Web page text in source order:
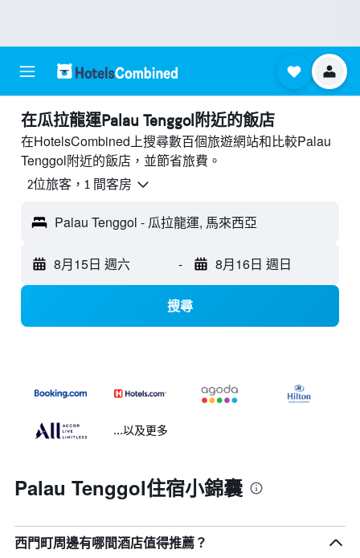
​在瓜拉龍運Palau Tenggol附近​的飯店
在HotelsCombined上搜尋數百個旅遊網站和比較Palau
Tenggol附近的飯店，並節省旅費。
2位旅客，1 間客房
Palau Tenggol - 瓜拉龍運, 馬來西亞
8月15日 週六 - 8月16日 週日
搜尋
...以及更多
Palau Tenggol住宿小錦囊
西門町周邊有哪間酒店值得推薦？